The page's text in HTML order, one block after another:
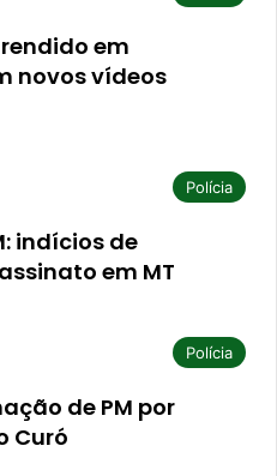
em
novos vídeos
Polícia
indícios de
em MT
Polícia
de PM por
Curó